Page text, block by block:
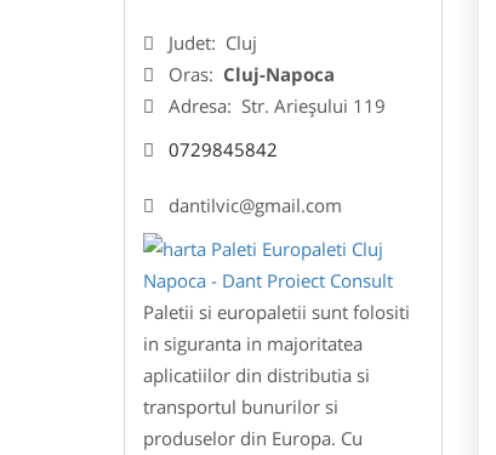
Judet: Cluj
Oras: Cluj-Napoca
Adresa: Str. Arieșului 119
0729845842
dantilvic@gmail.com
Paletii si europaletii sunt folositi
in siguranta in majoritatea
aplicatiilor din distributia si
transportul bunurilor si
produselor din Europa. Cu